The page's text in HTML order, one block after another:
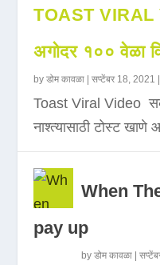
TOAST VIRAL
अगोदर १०० वेळा
byडोम कावळा |सप्टेंबर 18, 2021
Toast Viral Video
नाश्त्यासाठी टोस्ट
When
pay up
byडोम कावळा |